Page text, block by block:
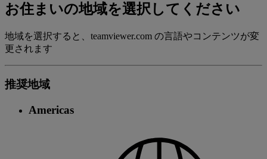
お住まいの地域を選択してください
地域を選択すると、teamviewer.com の言語やコンテンツが変
更されます
推奨地域
Americas